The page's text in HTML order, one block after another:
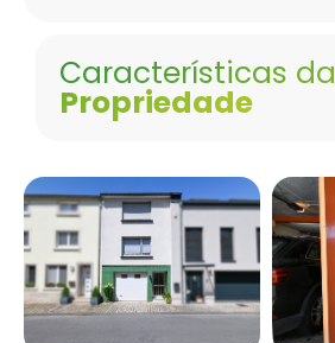
Características da
Propriedade